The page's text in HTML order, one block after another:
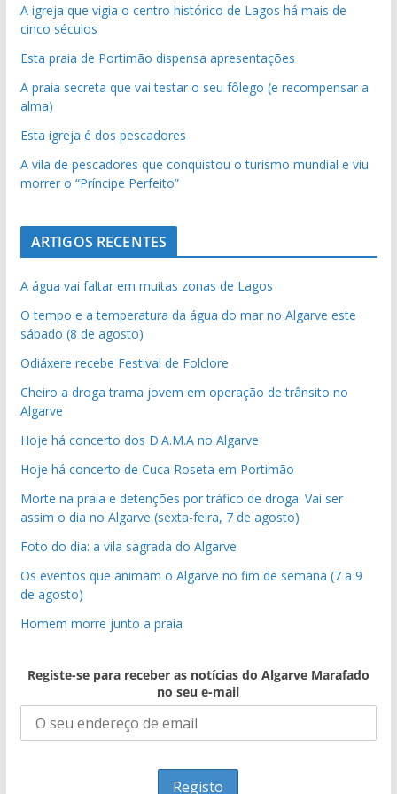
A igreja que vigia o centro histórico de Lagos há mais de
cinco séculos
Esta praia de Portimão dispensa apresentações
A praia secreta que vai testar o seu fôlego (e recompensar a
alma)
Esta igreja é dos pescadores
A vila de pescadores que conquistou o turismo mundial e viu
morrer o “Príncipe Perfeito”
ARTIGOS RECENTES
A água vai faltar em muitas zonas de Lagos
O tempo e a temperatura da água do mar no Algarve este
sábado (8 de agosto)
Odiáxere recebe Festival de Folclore
Cheiro a droga trama jovem em operação de trânsito no
Algarve
Hoje há concerto dos D.A.M.A no Algarve
Hoje há concerto de Cuca Roseta em Portimão
Morte na praia e detenções por tráfico de droga. Vai ser
assim o dia no Algarve (sexta-feira, 7 de agosto)
Foto do dia: a vila sagrada do Algarve
Os eventos que animam o Algarve no fim de semana (7 a 9
de agosto)
Homem morre junto a praia
Registe-se para receber as notícias do Algarve Marafado
no seu e-mail